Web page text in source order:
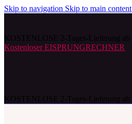
Skip to navigation Skip to main content
Kostenloser EISPRUNGRECHNER